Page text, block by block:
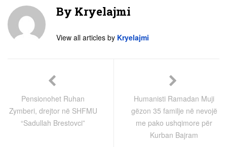
By Kryelajmi
View all articles by Kryelajmi
Pensionohet Ruhan
Zymberi, drejtor në SHFMU
“Sadullah Brestovci”
Humanisti Ramadan Muji
gëzon 35 familje në nevojë
me pako ushqimore për
Kurban Bajram